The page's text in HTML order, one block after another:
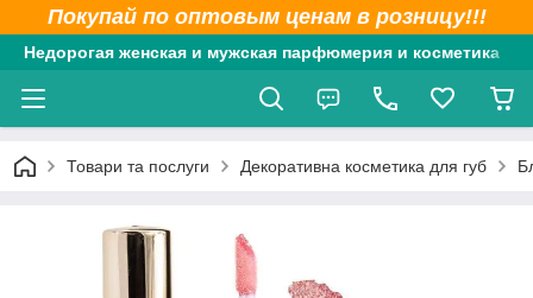
Покупай по оптовым ценам в розницу!!!
Недорогая женская и мужская парфюмерия и косметика
Товари та послуги Декоративна косметика для губ